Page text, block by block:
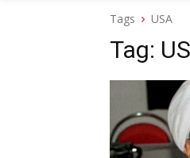
Tags USA
Tag: